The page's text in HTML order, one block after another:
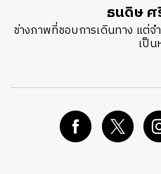
ธนดิษ​ ศ
ช่างภาพที่ชอบการเดินทาง แต่
เป็